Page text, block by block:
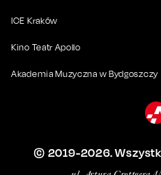
ICE Kraków
Kino Teatr Apollo
Akademia Muzyczna w Bydgoszczy
© 2019-2026.